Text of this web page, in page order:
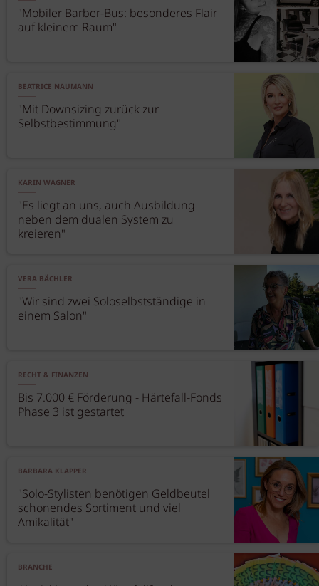
"Mobiler Barber-Bus: besonderes Flair
auf kleinem Raum"
BEATRICE NAUMANN
"Mit Downsizing zurück zur
Selbstbestimmung"
KARIN WAGNER
"Es liegt an uns, auch Ausbildung
neben dem dualen System zu
kreieren"
VERA BÄCHLER
"Wir sind zwei Soloselbstständige in
einem Salon"
RECHT & FINANZEN
Bis 7.000 € Förderung - Härtefall-Fonds
Phase 3 ist gestartet
BARBARA KLAPPER
"Solo-Stylisten benötigen Geldbeutel
schonendes Sortiment und viel
Amikalität"
BRANCHE